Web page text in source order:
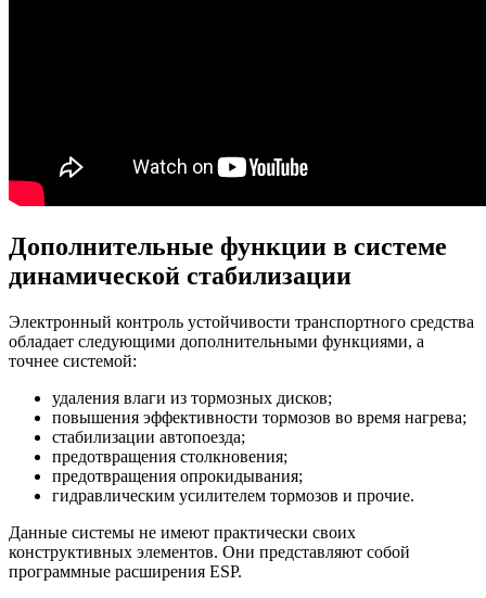
Дополнительные функции в системе
динамической стабилизации
Электронный контроль устойчивости транспортного средства
обладает следующими дополнительными функциями, а
точнее системой:
удаления влаги из тормозных дисков;
повышения эффективности тормозов во время нагрева;
стабилизации автопоезда;
предотвращения столкновения;
предотвращения опрокидывания;
гидравлическим усилителем тормозов и прочие.
Данные системы не имеют практически своих
конструктивных элементов. Они представляют собой
программные расширения ESP.